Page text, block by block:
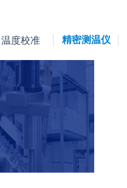
温度校准 精密测温仪